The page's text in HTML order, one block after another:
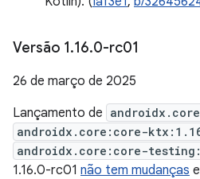
Versão 1.16.0-rc01
26 de março de 2025
Lançamento de
androidx.core:core-
androidx.core:core-
1.16.0-rc01 não tem mudanças